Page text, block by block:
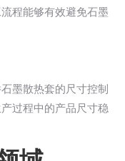
程能够有效避免石墨
墨散热套的尺寸控制
过程中的产品尺寸稳